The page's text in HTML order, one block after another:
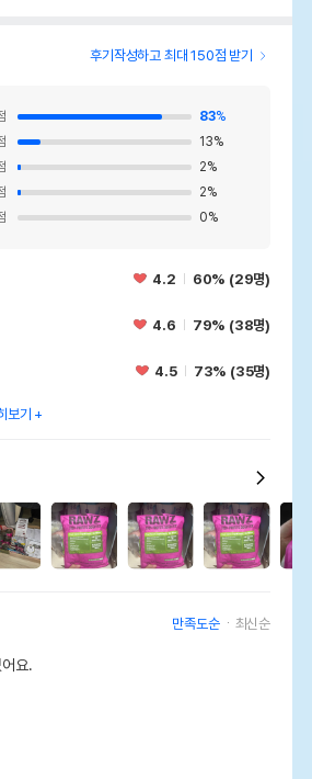
후기작성하고 최대 150점 받기
83%
13%
2%
2%
0%
4.2 60% (29명)
4.6 79% (38명)
4.5 73% (35명)
보기
만족도순 최신순
요.